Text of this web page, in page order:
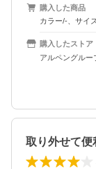
購入した商品
カラー/-、サイ
購入したストア
アルペングルー
取り外せて便